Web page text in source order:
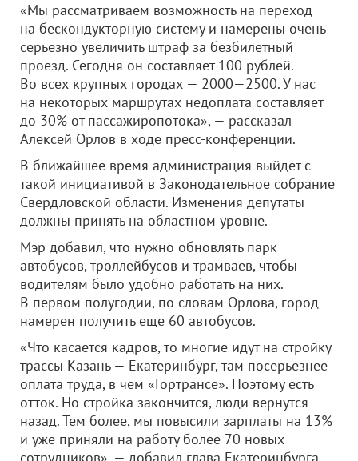
«Мы рассматриваем возможность на переход
на бескондукторную систему и намерены очень
серьезно увеличить штраф за безбилетный
проезд. Сегодня он составляет 100 рублей.
Во всех крупных городах — 2000—2500. У нас
на некоторых маршрутах недоплата составляет
до 30% от пассажиропотока», — рассказал
Алексей Орлов в ходе пресс-конференции.
В ближайшее время администрация выйдет с
такой инициативой в Законодательное собрание
Свердловской области. Изменения депутаты
должны принять на областном уровне.
Мэр добавил, что нужно обновлять парк
автобусов, троллейбусов и трамваев, чтобы
водителям было удобно работать на них.
В первом полугодии, по словам Орлова, город
намерен получить еще 60 автобусов.
«Что касается кадров, то многие идут на стройку
трассы Казань — Екатеринбург, там посерьезнее
оплата труда, в чем «Гортрансе». Поэтому есть
отток. Но стройка закончится, люди вернутся
назад. Тем более, мы повысили зарплаты на 13%
и уже приняли на работу более 70 новых